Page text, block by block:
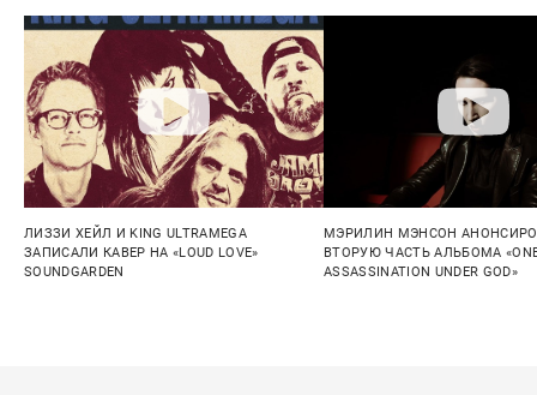
ЛИЗЗИ ХЕЙЛ И KING ULTRAMEGA
ЗАПИСАЛИ КАВЕР НА «LOUD LOVE»
SOUNDGARDEN
МЭРИЛИН МЭНСОН
ВТОРУЮ ЧАСТЬ АЛЬБОМА
ASSASSINATION UNDER GOD»